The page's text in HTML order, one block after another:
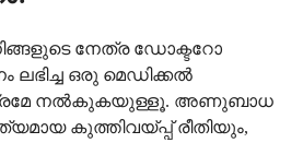
നേത്ര ഡോക്ടറോ
ലഭിച്ച ഒരു മെഡിക്കൽ
നൽകുകയുള്ളൂ. അണുബാധ
കുത്തിവയ്പ്പ് രീതിയും,